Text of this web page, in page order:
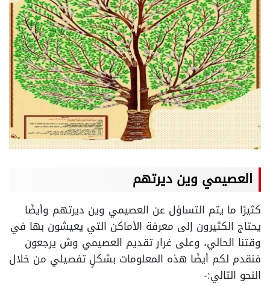
العصيمي وين ديرتهم
كثيرًا ما يتم التساؤل عن العصيمي وين ديرتهم وأيضًا
يحتاج الكثيرون إلى معرفة الأماكن التي يعيشون بها في
وقتنا الحالي، وعلى غرار تقديم العصيمي وش يرجعون
فنقدم لكم أيضًا هذه المعلومات بشكلٍ تفصيلي من خلال
النحو التالي:-